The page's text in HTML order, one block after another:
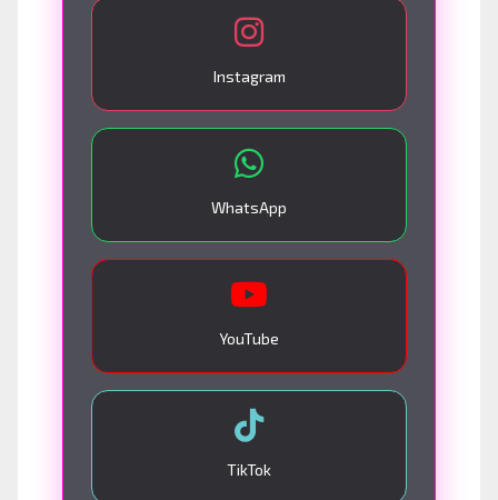
Instagram
WhatsApp
YouTube
TikTok